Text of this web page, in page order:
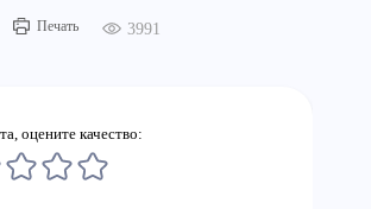
Печать 3991
оцените качество: